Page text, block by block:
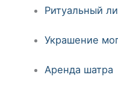
Ритуальный
Украшение
Аренда шатра